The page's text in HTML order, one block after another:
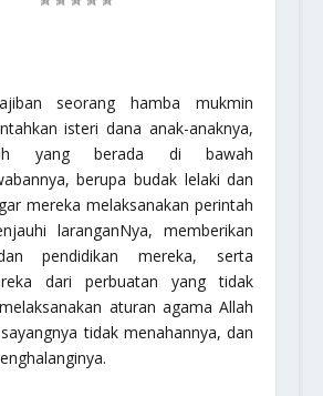
seorang hamba mukmin
isteri dana anak-anaknya,
yang berada di bawah
berupa budak lelaki dan
mereka melaksanakan perintah
laranganNya, memberikan
pendidikan mereka, serta
dari perbuatan yang tidak
aturan agama Allah
tidak menahannya, dan